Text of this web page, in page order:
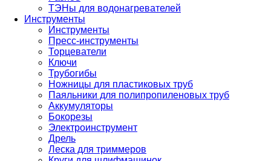
ТЭНы для водонагревателей
Инструменты
Инструменты
Пресс-инструменты
Торцеватели
Ключи
Трубогибы
Ножницы для пластиковых труб
Паяльники для полипропиленовых труб
Аккумуляторы
Бокорезы
Электроинструмент
Дрель
Леска для триммеров